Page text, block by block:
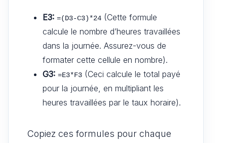
E3: =(D3-C3)*24 (Cette formule
calcule le nombre d’heures travaillées
dans la journée. Assurez-vous de
formater cette cellule en nombre).
G3: =E3*F3 (Ceci calcule le total payé
pour la journée, en multipliant les
heures travaillées par le taux horaire).
Copiez ces formules pour chaque